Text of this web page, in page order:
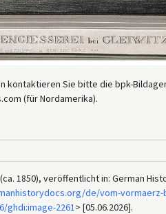
kontaktieren Sie bitte die bpk-
(für Nordamerika).
1850), veröffentlicht in: German
de/vom-vormaerz-
ghdi:image-2261> [05.06.2026].